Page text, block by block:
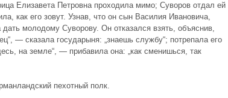
Елизавета Петровна проходила мимо; Суворов отдал ей
как его зовут. Узнав, что он сын Василия Ивановича,
молодому Суворову. Он отказался взять, объяснив,
— сказала государыня: „знаешь службу“; потрепала его
на земле“, — прибавила она: „как сменишься, так
пехотный полк.